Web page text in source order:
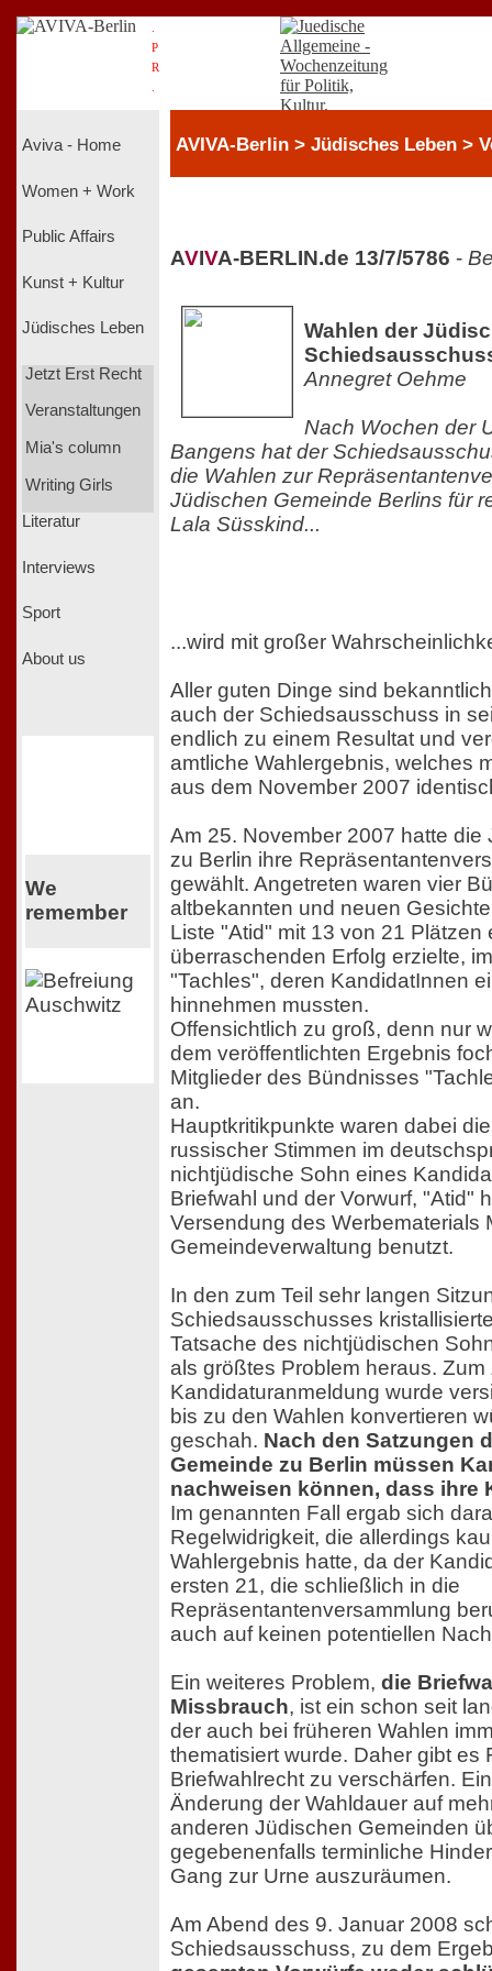
P
R
Aviva - Home
Women + Work
Public Affairs
Kunst + Kultur
Jüdisches Leben
Jetzt Erst Recht
Veranstaltungen
Mia's column
Writing Girls
Literatur
Interviews
Sport
About us
We
remember
AVIVA-Berlin > Jüdisches Leben >
AVIVA-BERLIN.de 13/7/5786 -
Wahlen der
Annegret Oehme
Nach Wochen der
Bangens hat der
die Wahlen zur
Jüdischen Gemeinde Berlins für
Lala Süsskind...
...wird mit großer
Aller guten Dinge sind
auch der Schiedsausschuss in
endlich zu einem Resultat und
amtliche Wahlergebnis, welches
aus dem November 2007
Am 25. November 2007 hatte die
zu Berlin ihre
gewählt. Angetreten waren vier
altbekannten und neuen
Liste "Atid" mit 13 von 21 Plätzen
überraschenden Erfolg erzielte,
"Tachles", deren KandidatInnen
hinnehmen mussten.
Offensichtlich zu groß, denn nur
dem veröffentlichten Ergebnis
Mitglieder des Bündnisses
an.
Hauptkritikpunkte waren dabei
russischer Stimmen im
nichtjüdische Sohn eines
Briefwahl und der Vorwurf, "Atid"
Versendung des Werbematerials
Gemeindeverwaltung benutzt.
In den zum Teil sehr langen
Schiedsausschusses
Tatsache des nichtjüdischen
als größtes Problem heraus. Zum
Kandidaturanmeldung wurde
bis zu den Wahlen konvertieren
geschah. Nach den Satzungen
Gemeinde zu Berlin müssen
nachweisen können, dass ihre
Im genannten Fall ergab sich
Regelwidrigkeit, die allerdings
Wahlergebnis hatte, da der
ersten 21, die schließlich in die
Repräsentantenversammlung
auch auf keinen potentiellen
Ein weiteres Problem, die
Missbrauch, ist ein schon seit
der auch bei früheren Wahlen
thematisiert wurde. Daher gibt es
Briefwahlrecht zu verschärfen.
Änderung der Wahldauer auf
anderen Jüdischen Gemeinden
gegebenenfalls terminliche
Gang zur Urne auszuräumen.
Am Abend des 9. Januar 2008
Schiedsausschuss, zu dem